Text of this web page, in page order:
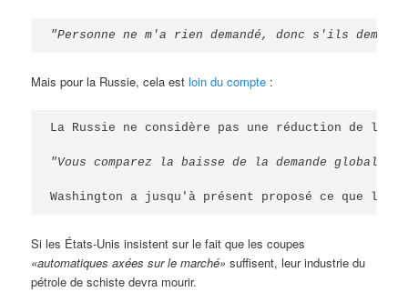
"Personne ne m'a rien demandé, donc s'ils
Mais pour la Russie, cela estloin du compte :
La Russie ne considère pas une réduction de
"Vous comparez la baisse de la demande
Washington a jusqu'à présent proposé ce que
Si les États-Unis insistent sur le fait que les coupes
«automatiques axées sur le marché» suffisent, leur industrie du
pétrole de schiste devra mourir.